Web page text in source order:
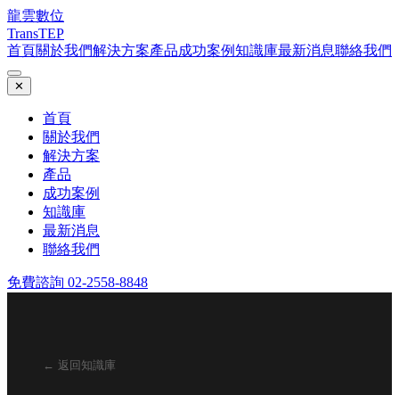
龍雲數位
TransTEP
首頁關於我們解決方案產品成功案例知識庫最新消息聯絡我們
✕
首頁
關於我們
解決方案
產品
成功案例
知識庫
最新消息
聯絡我們
免費諮詢 02-2558-8848
← 返回知識庫